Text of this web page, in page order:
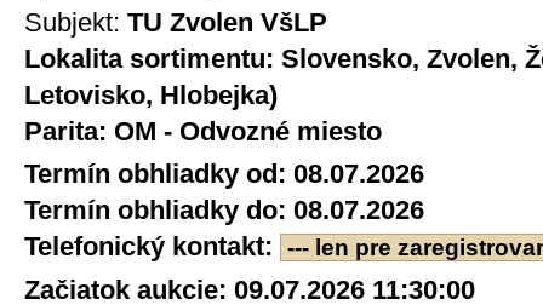
Subjekt: TU Zvolen VšLP
Lokalita sortimentu: Slovensko, Zvolen,
Letovisko, Hlobejka)
Parita: OM - Odvozné miesto
Termín obhliadky od: 08.07.2026
Termín obhliadky do: 08.07.2026
Telefonický kontakt:
--- len pre
Začiatok aukcie: 09.07.2026 11:30:00